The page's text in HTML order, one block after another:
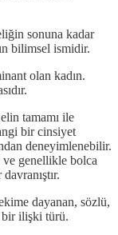
sonuna kadar
bilimsel ismidir.
olan kadın.
tamamı ile
bir cinsiyet
deneyimlenebilir.
ve genellikle bolca
dayanan, sözlü,
bir ilişki türü.